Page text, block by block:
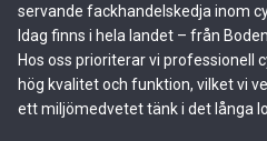
servande fackhandelskedja inom
Idag finns i hela landet – från
Hos oss prioriterar vi professionell
hög kvalitet och funktion, vilket vi
ett miljömedvetet tänk i det långa